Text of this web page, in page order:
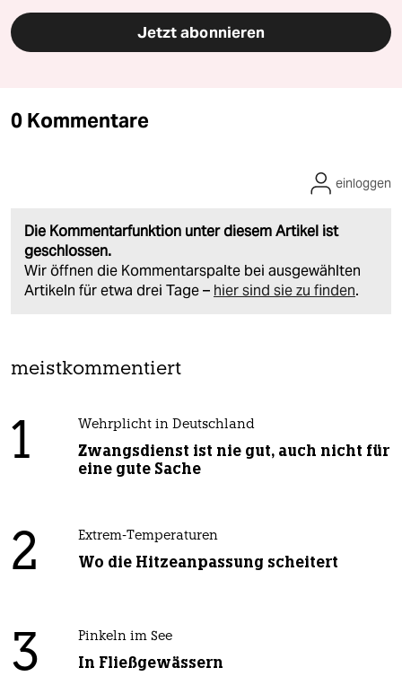
Jetzt abonnieren
0 Kommentare
Die Kommentarfunktion unter diesem Artikel ist
geschlossen.
Wir öffnen die Kommentarspalte bei ausgewählten
Artikeln für etwa drei Tage – hier sind sie zu finden.
einloggen
meistkommentiert
1 Wehrplicht in Deutschland
Zwangsdienst ist nie gut, auch nicht für
eine gute Sache
2 Extrem-Temperaturen
Wo die Hitzeanpassung scheitert
3 Pinkeln im See
In Fließgewässern